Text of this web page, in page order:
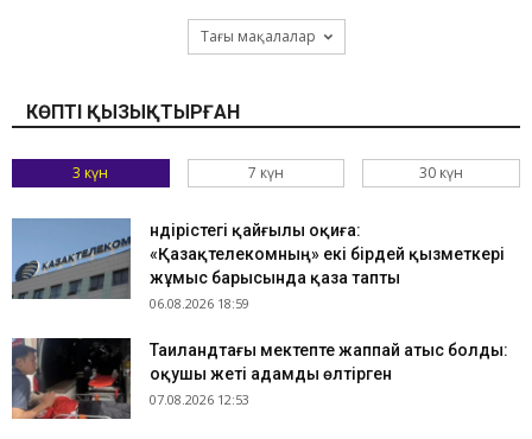
Тағы мақалалар
КӨПТІ ҚЫЗЫҚТЫРҒАН
3 күн 7 күн 30 күн
Өндірістегі қайғылы оқиға:
«Қазақтелекомның» екі бірдей қызметкері
жұмыс барысында қаза тапты
06.08.2026 18:59
Таиландтағы мектепте жаппай атыс болды:
оқушы жеті адамды өлтірген
07.08.2026 12:53